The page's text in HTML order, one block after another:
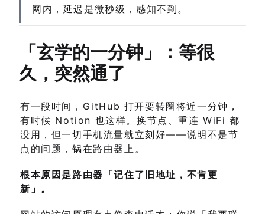
网内，延迟是微秒级，感知不到。
「玄学的一分钟」：等很
久，突然通了
有一段时间，GitHub 打开要转圈将近一分钟，
有时候 Notion 也这样。换节点、重连 WiFi 都
没用，但一切手机流量就立刻好——说明不是节
点的问题，锅在路由器上。
根本原因是路由器「记住了旧地址，不肯更
新」。